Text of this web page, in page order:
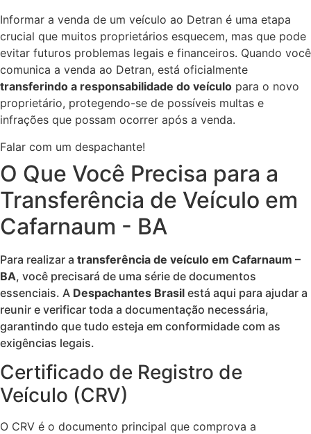
Informar a venda de um veículo ao Detran é uma etapa
crucial que muitos proprietários esquecem, mas que pode
evitar futuros problemas legais e financeiros. Quando você
comunica a venda ao Detran, está oficialmente
transferindo a responsabilidade do veículo para o novo
proprietário, protegendo-se de possíveis multas e
infrações que possam ocorrer após a venda.
Falar com um despachante!
O Que Você Precisa para a
Transferência de Veículo em
Cafarnaum - BA
Para realizar a transferência de veículo em Cafarnaum –
BA, você precisará de uma série de documentos
essenciais. A Despachantes Brasil está aqui para ajudar a
reunir e verificar toda a documentação necessária,
garantindo que tudo esteja em conformidade com as
exigências legais.
Certificado de Registro de
Veículo (CRV)
O CRV é o documento principal que comprova a